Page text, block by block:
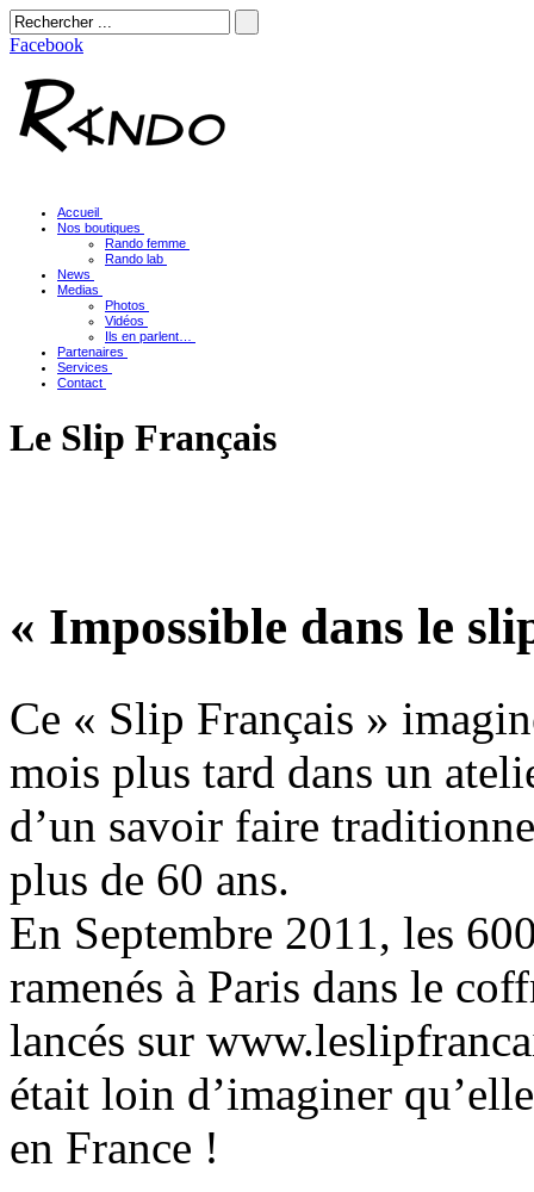
Facebook
Accueil
Nos boutiques
Rando femme
Rando lab
News
Medias
Photos
Vidéos
Ils en parlent…
Partenaires
Services
Contact
Le Slip Français
« Impossible dans le
Ce « Slip Français »
mois plus tard dans un
d’un savoir faire
plus de 60 ans.
En Septembre 2011, les
ramenés à Paris dans le
lancés sur
était loin d’imaginer
en France !